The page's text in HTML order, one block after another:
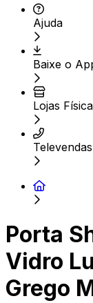
Ajuda
Baixe o
Lojas
Porta
Vidro
Grego